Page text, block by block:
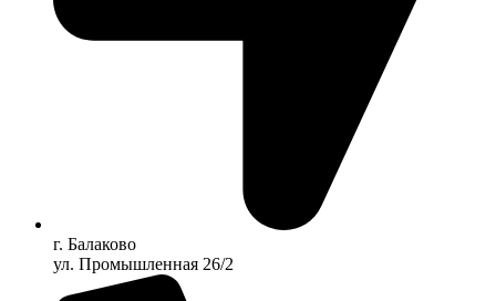
г. Балаково
ул. Промышленная 26/2